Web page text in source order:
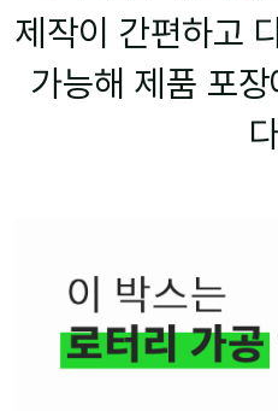
제작이 간편하고
가능해 제품 포